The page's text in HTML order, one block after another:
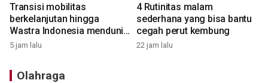
Transisi mobilitas
berkelanjutan hingga
Wastra Indonesia mendunia,
berita pilihan ANTARA
5 jam lalu
4 Rutinitas malam
sederhana yang bisa bantu
cegah perut kembung
22 jam lalu
Olahraga